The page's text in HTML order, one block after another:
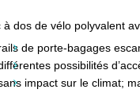
à dos de vélo polyvalent
de porte-bagages
possibilités
impact sur le climat;